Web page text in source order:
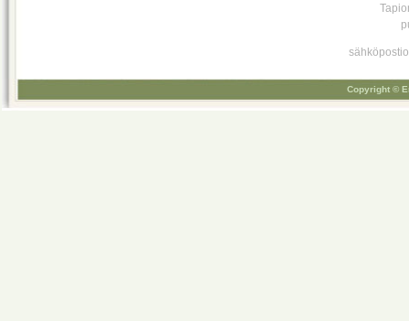
Copyright ©